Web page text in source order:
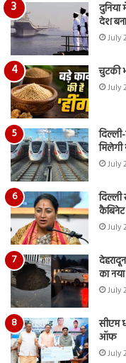
दुनिया
देश बना
July
चुटकी
July
मिलेगी
July
दिल्ली
July
का
July
सीएम
ऑफ
July